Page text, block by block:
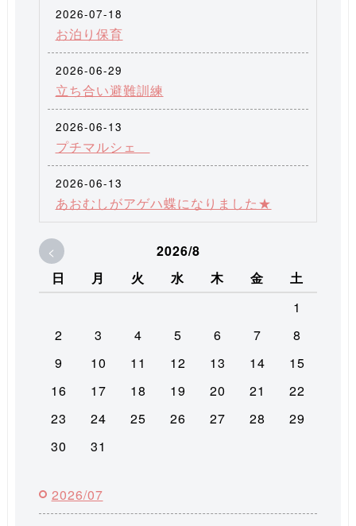
2026-07-18
お泊り保育
2026-06-29
立ち合い避難訓練
2026-06-13
プチマルシェ
2026-06-13
あおむしがアゲハ蝶になりました★
<
2026/8
日
月 火 水 木 金
土
1
2
3 4 5 6 7
8
9
10 11 12 13 14
15
16
17 18 19 20 21
22
23
24 25 26 27 28
29
30
31
2026/07